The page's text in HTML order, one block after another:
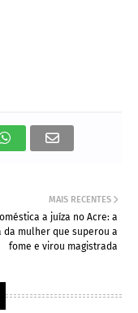
MAIS RECENTES
a juíza no Acre: a
da mulher que superou a
fome e virou magistrada